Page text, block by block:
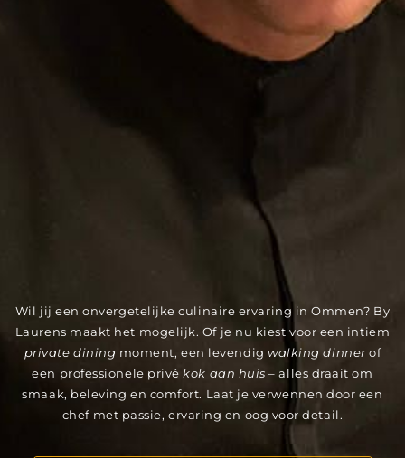
Wil jij een onvergetelijke culinaire ervaring in Ommen? By
Laurens maakt het mogelijk. Of je nu kiest voor een intiem
private dining moment, een levendigwalking dinnerof
een professionele privé kok aan huis – alles draait om
smaak, beleving en comfort. Laat je verwennen door een
chef met passie, ervaring en oog voor detail.